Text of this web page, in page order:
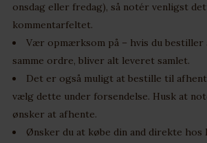
onsdag eller fredag), så notér venligst
kommentarfeltet.
Vær opmærksom på – hvis du
samme ordre, bliver alt leveret samlet.
Det er også muligt at bestille til
vælg dette under forsendelse. Husk at
ønsker at afhente.
Ønsker du at købe din and direkte hos